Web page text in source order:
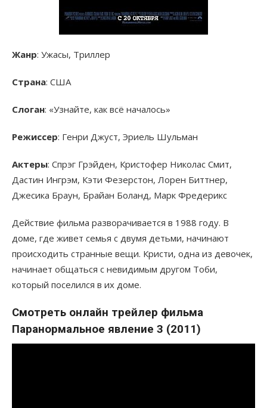
Жанр: Ужасы, Триллер
Страна: США
Слоган: «Узнайте, как всё началось»
Режиссер: Генри Джуст, Эриель Шульман
Актеры: Спрэг Грэйден, Кристофер Николас Смит,
Дастин Ингрэм, Кэти Фезерстон, Лорен Биттнер,
Джесика Браун, Брайан Боланд, Марк Фредерикс
Действие фильма разворачивается в 1988 году. В
доме, где живет семья с двумя детьми, начинают
происходить странные вещи. Кристи, одна из девочек,
начинает общаться с невидимым другом Тоби,
который поселился в их доме.
Смотреть онлайн трейлер фильма
Паранормальное явление 3 (2011)